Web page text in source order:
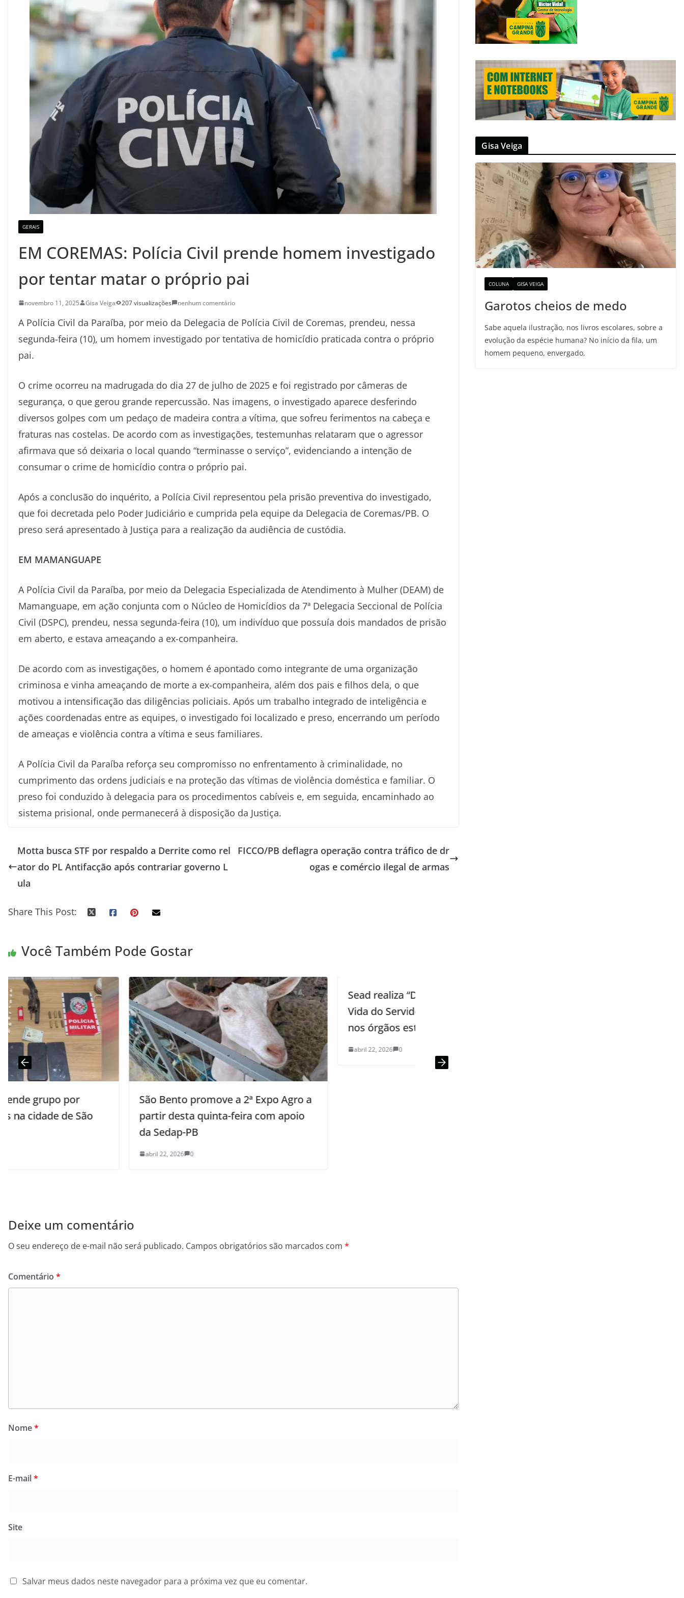
GERAIS
EM COREMAS: Polícia Civil prende homem investigado
por tentar matar o próprio pai
novembro 11, 2025 Gisa Veiga 207 visualizações nenhum comentário
A Polícia Civil da Paraíba, por meio da Delegacia de Polícia Civil de Coremas, prendeu, nessa
segunda-feira (10), um homem investigado por tentativa de homicídio praticada contra o próprio
pai.
O crime ocorreu na madrugada do dia 27 de julho de 2025 e foi registrado por câmeras de
segurança, o que gerou grande repercussão. Nas imagens, o investigado aparece desferindo
diversos golpes com um pedaço de madeira contra a vítima, que sofreu ferimentos na cabeça e
fraturas nas costelas. De acordo com as investigações, testemunhas relataram que o agressor
afirmava que só deixaria o local quando “terminasse o serviço”, evidenciando a intenção de
consumar o crime de homicídio contra o próprio pai.
Após a conclusão do inquérito, a Polícia Civil representou pela prisão preventiva do investigado,
que foi decretada pelo Poder Judiciário e cumprida pela equipe da Delegacia de Coremas/PB. O
preso será apresentado à Justiça para a realização da audiência de custódia.
EM MAMANGUAPE
A Polícia Civil da Paraíba, por meio da Delegacia Especializada de Atendimento à Mulher (DEAM) de
Mamanguape, em ação conjunta com o Núcleo de Homicídios da 7ª Delegacia Seccional de Polícia
Civil (DSPC), prendeu, nessa segunda-feira (10), um indivíduo que possuía dois mandados de prisão
em aberto, e estava ameaçando a ex-companheira.
De acordo com as investigações, o homem é apontado como integrante de uma organização
criminosa e vinha ameaçando de morte a ex-companheira, além dos pais e filhos dela, o que
motivou a intensificação das diligências policiais. Após um trabalho integrado de inteligência e
ações coordenadas entre as equipes, o investigado foi localizado e preso, encerrando um período
de ameaças e violência contra a vítima e seus familiares.
A Polícia Civil da Paraíba reforça seu compromisso no enfrentamento à criminalidade, no
cumprimento das ordens judiciais e na proteção das vítimas de violência doméstica e familiar. O
preso foi conduzido à delegacia para os procedimentos cabíveis e, em seguida, encaminhado ao
sistema prisional, onde permanecerá à disposição da Justiça.
Motta busca STF por respaldo a Derrite como rel
ator do PL Antifacção após contrariar governo L
ula
FICCO/PB deflagra operação contra tráfico de dr
ogas e comércio ilegal de armas
Share This Post:
Você Também Pode Gostar
São Bento promove a 2ª Expo Agro a
partir desta quinta-feira com apoio
Sead realiza “Dia D da Qualidade de
Vida do Servidor” com ação itinerante
nos órgãos estaduais
abril 22, 2026 0
Deixe um comentário
O seu endereço de e-mail não será publicado. Campos obrigatórios são marcados com *
Comentário *
Nome*
E-mail*
Site
Salvar meus dados neste navegador para a próxima vez que eu comentar.
Gisa Veiga
COLUNA GISA VEIGA
Garotos cheios de medo
Sabe aquela ilustração, nos livros escolares, sobre a
evolução da espécie humana? No início da fila, um
homem pequeno, envergado,